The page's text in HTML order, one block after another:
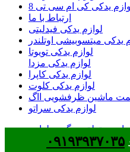
یدکی کی ام سی تی 8
ارتباط با ما
لوازم یدکی فیدلیتی
یدکی میتسوبیشی اوتلندر
لوازم یدکی تویوتا
لوازم یدکی مزدا
لوازم یدکی کاپرا
لوازم یدکی کلوت
ماشین ظرفشویی ااگ
لوازم یدکی سراتو
متعلق به گروه لوازم
جک شاپ قهاری می باشد
۰۹۱۹۳۹۳۷۰۳۵